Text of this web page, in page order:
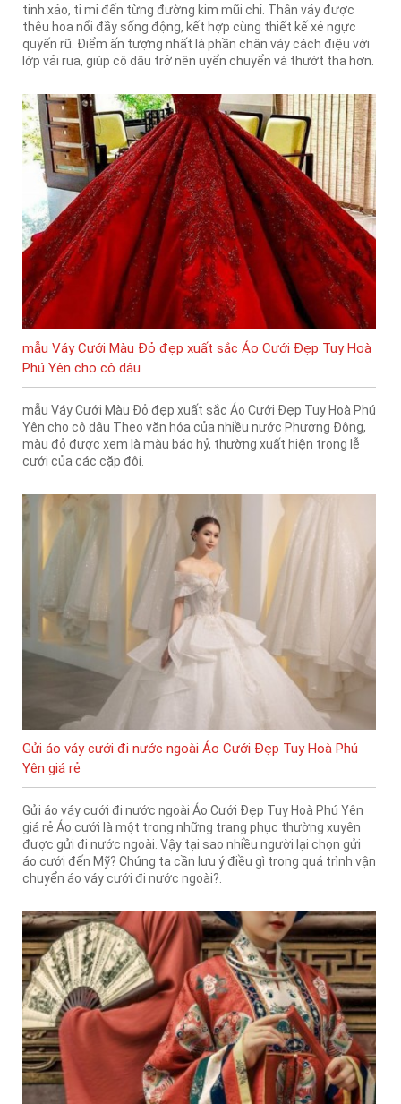
tinh xảo, tỉ mỉ đến từng đường kim mũi chỉ. Thân váy được
thêu hoa nổi đầy sống động, kết hợp cùng thiết kế xẻ ngực
quyến rũ. Điểm ấn tượng nhất là phần chân váy cách điệu với
lớp vải rua, giúp cô dâu trở nên uyển chuyển và thướt tha hơn.
mẫu Váy Cưới Màu Đỏ đẹp xuất sắc Áo Cưới Đẹp Tuy Hoà
Phú Yên cho cô dâu
mẫu Váy Cưới Màu Đỏ đẹp xuất sắc Áo Cưới Đẹp Tuy Hoà Phú
Yên cho cô dâu Theo văn hóa của nhiều nước Phương Đông,
màu đỏ được xem là màu báo hỷ, thường xuất hiện trong lễ
cưới của các cặp đôi.
Gửi áo váy cưới đi nước ngoài Áo Cưới Đẹp Tuy Hoà Phú
Yên giá rẻ
Gửi áo váy cưới đi nước ngoài Áo Cưới Đẹp Tuy Hoà Phú Yên
giá rẻ Áo cưới là một trong những trang phục thường xuyên
được gửi đi nước ngoài. Vậy tại sao nhiều người lại chọn gửi
áo cưới đến Mỹ? Chúng ta cần lưu ý điều gì trong quá trình vận
chuyển áo váy cưới đi nước ngoài?.